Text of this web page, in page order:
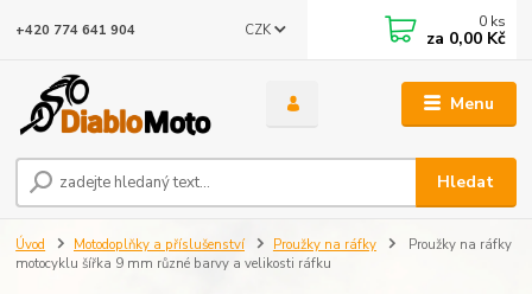
Menu
CZK
Hledat
+420 774 641 904 0 ks
za 0,00 Kč
Úvod Motodoplňky a příslušenství Proužky na ráfky
Proužky na ráfky
motocyklu šířka 9 mm různé barvy a velikosti ráfku